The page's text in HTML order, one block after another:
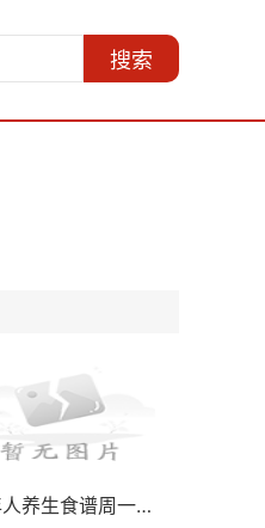
搜索
老年人养生食谱周一至周日吃什么